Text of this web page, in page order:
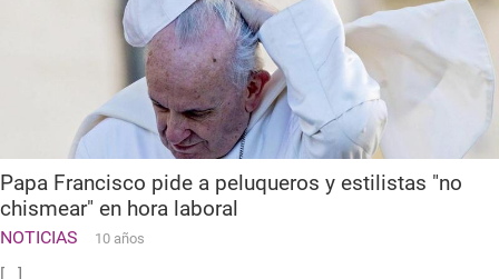
Papa Francisco pide a peluqueros y estilistas "no
chismear" en hora laboral
NOTICIAS 10 años